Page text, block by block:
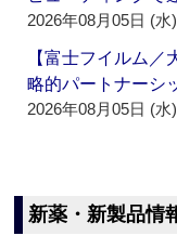
2026年08月05日 (水)
【富士フイルム
略的パートナーシ
2026年08月05日 (水)
新薬・新製品情